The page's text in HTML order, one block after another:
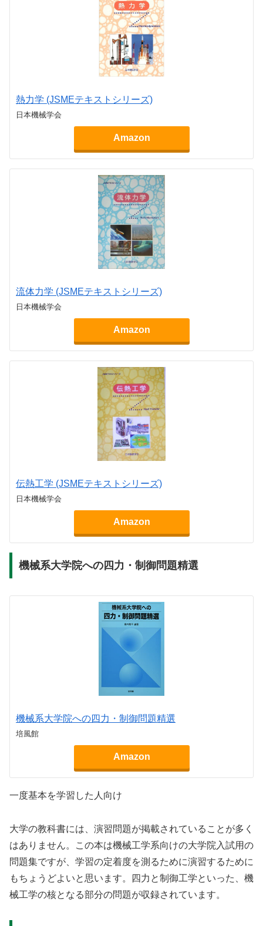
熱力学 (JSMEテキストシリーズ)
日本機械学会
Amazon
流体力学 (JSMEテキストシリーズ)
日本機械学会
Amazon
伝熱工学 (JSMEテキストシリーズ)
日本機械学会
Amazon
機械系大学院への四力・制御問題精選
機械系大学院への四力・制御問題精選
培風館
Amazon
一度基本を学習した人向け
大学の教科書には、演習問題が掲載されていることが多く
はありません。この本は機械工学系向けの大学院入試用の
問題集ですが、学習の定着度を測るために演習するために
もちょうどよいと思います。四力と制御工学といった、機
械工学の核となる部分の問題が収録されています。